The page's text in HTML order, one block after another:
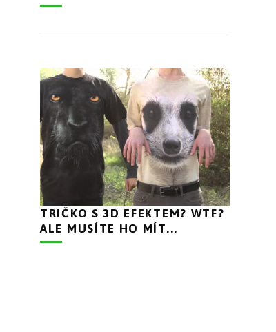
TRIČKO S 3D EFEKTEM? WTF?
ALE MUSÍTE HO MÍT...